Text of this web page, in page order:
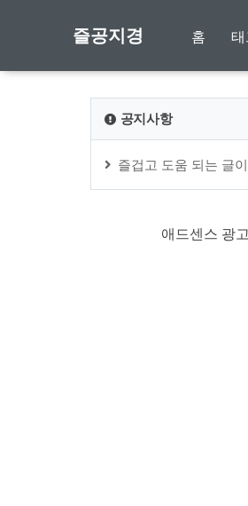
즐공지경 홈 태
공지사항
즐겁고 도움 되는 글
애드센스 광